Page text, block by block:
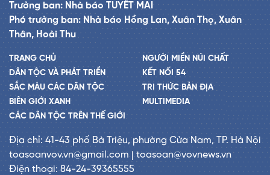
Trưởng ban: Nhà báo TUYẾT MAI
Phó trưởng ban: Nhà báo Hồng Lan, Xuân Thọ, Xuân
Thân, Hoài Thu
TRANG CHỦ
DÂN TỘC VÀ PHÁT TRIỂN
SẮC MÀU CÁC DÂN TỘC
BIÊN GIỚI XANH
CÁC DÂN TỘC TRÊN THẾ GIỚI
NGƯỜI MIỀN NÚI CHẤT
KẾT NỐI 54
TRI THỨC BẢN ĐỊA
MULTIMEDIA
Địa chỉ: 41-43 phố Bà Triệu, phường Cửa Nam, TP. Hà Nội
toasoanvov.vn@gmail.com | toasoan@vovnews.vn
Điện thoại: 84-24-39365555